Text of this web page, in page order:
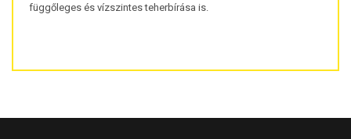
függőleges és vízszintes teherbírása is.